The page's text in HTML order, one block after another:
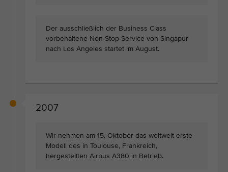
Der ausschließlich der Business Class
vorbehaltene Non-Stop-Service von Singapur
nach Los Angeles startet im August.
2007
Wir nehmen am 15. Oktober das weltweit erste
Modell des in Toulouse, Frankreich,
hergestellten Airbus A380 in Betrieb.